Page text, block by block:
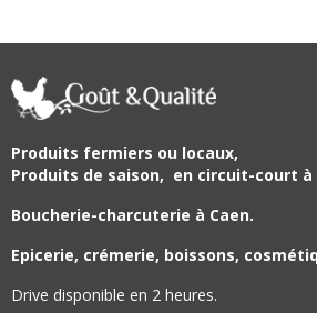
Produits fermiers ou locaux,
Produits de saison, en circuit-court à
Boucherie-charcuterie à Caen.
Epicerie, crémerie, boissons,
Drive disponible en 2 heures.